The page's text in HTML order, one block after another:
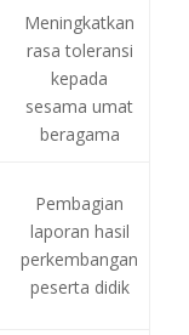
Meningkatkan
rasa toleransi
kepada
sesama umat
beragama
Pembagian
laporan hasil
perkembangan
peserta didik